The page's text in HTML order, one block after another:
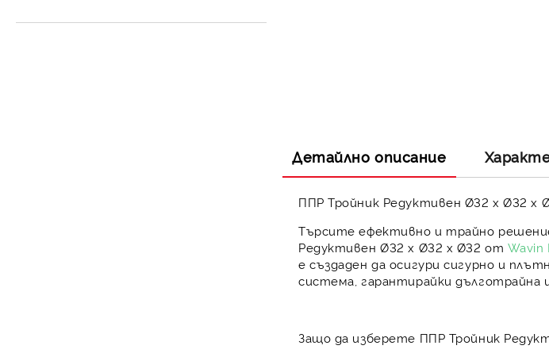
затворена система
Детайлно описание
ППР Тройник Редуктивен Ø32 x Ø32 x
Търсите ефективно и трайно
Редуктивен Ø32 x Ø32 x Ø32 от Wavin
е създаден да осигурисигурно и
система, гарантирайки дълготрайна
Защо да изберете ППР Тройник